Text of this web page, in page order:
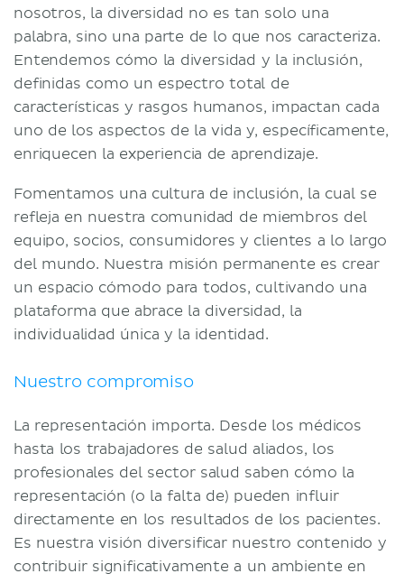
Empleos
Contact
Compañía
Términos y condiciones
nosotros, la diversidad no es tan solo una
palabra, sino una parte de lo que nos caracteriza.
Entendemos cómo la diversidad y la inclusión,
definidas como un espectro total de
características y rasgos humanos, impactan cada
uno de los aspectos de la vida y, específicamente,
enriquecen la experiencia de aprendizaje.
Fomentamos una cultura de inclusión, la cual se
refleja en nuestra comunidad de miembros del
equipo, socios, consumidores y clientes a lo largo
del mundo. Nuestra misión permanente es crear
un espacio cómodo para todos, cultivando una
plataforma que abrace la diversidad, la
individualidad única y la identidad.
Nuestro compromiso
La representación importa. Desde los médicos
hasta los trabajadores de salud aliados, los
profesionales del sector salud saben cómo la
representación (o la falta de) pueden influir
directamente en los resultados de los pacientes.
Es nuestra visión diversificar nuestro contenido y
contribuir significativamente a un ambiente en